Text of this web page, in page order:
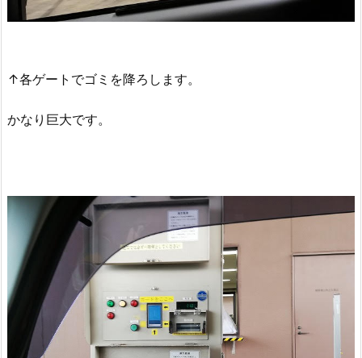
↑各ゲートでゴミを降ろします。
かなり巨大です。